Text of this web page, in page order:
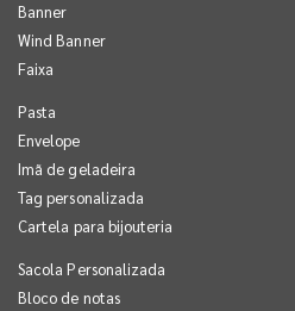
Banner
Wind Banner
Faixa
Pasta
Envelope
Imã de geladeira
Tag personalizada
Cartela para bijouteria
Sacola Personalizada
Bloco de notas